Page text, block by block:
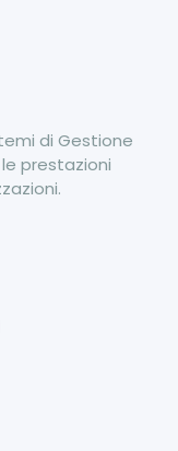
di Gestione
prestazioni